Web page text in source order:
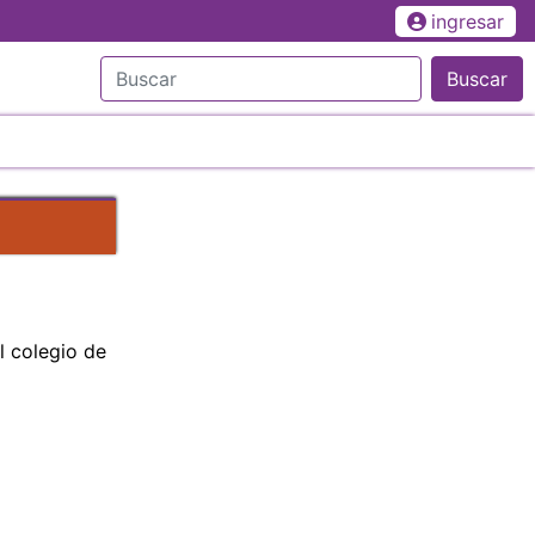
ingresar
Buscar
colegio de